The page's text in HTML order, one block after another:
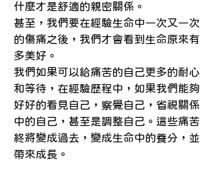
什麼才是舒適的親密關係。
甚至，我們要在經驗生命中一次又一次
的傷痛之後，我們才會看到生命原來有
多美好。
我們如果可以給痛苦的自己更多的耐心
和等待，在經驗歷程中，如果我們能夠
好好的看見自己，察覺自己，省視關係
中的自己，甚至是調整自己。這些痛苦
終將變成過去，變成生命中的養分，並
帶來成長。